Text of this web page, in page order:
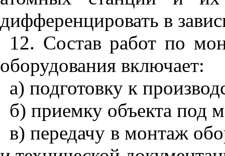
дифференцировать в
12. Состав работ по
оборудования включает:
а) подготовку к
б) приемку объекта под
в) передачу в монтаж